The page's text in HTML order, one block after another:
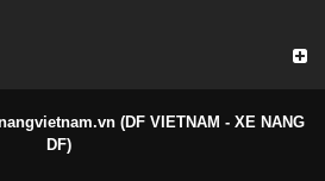
(DF VIETNAM - XE NANG
DF)